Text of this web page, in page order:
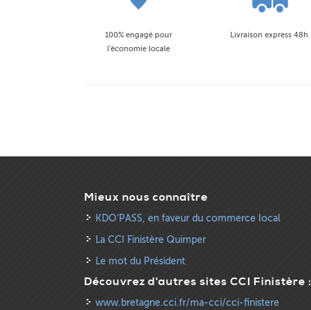
100% engagé pour
l'économie locale
Livraison express 48h
Mieux nous connaître
KDO’PASS, en faveur du commerce local
La CCI Finistère Quimper
Le mot du Président
Découvrez d'autres sites CCI Finistère :
www.bretagne.cci.fr/ma-cci/cci-finistere